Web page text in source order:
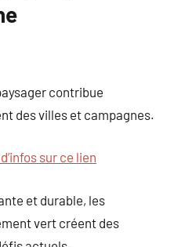
contribue
des villes et campagnes.
sur ce lien
et durable, les
vert créent des